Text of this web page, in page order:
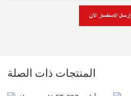
إرسال الاستفسار الآن
المنتجات ذات الصلة